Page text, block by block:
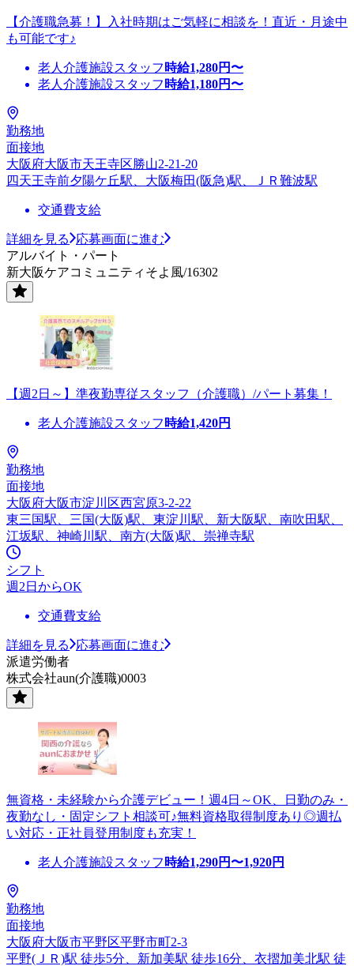
【介護職急募！】入社時期はご気軽に相談を！直近・月途中
も可能です♪
老人介護施設スタッフ 時給1,280円〜
老人介護施設スタッフ 時給1,180円〜
勤務地
面接地
大阪府大阪市天王寺区勝山2-21-20
四天王寺前夕陽ケ丘駅、大阪梅田(阪急)駅、ＪＲ難波駅
交通費支給
詳細を見る
応募画面に進む
アルバイト・パート
新大阪ケアコミュニティそよ風/16302
【週2日～】準夜勤専従スタッフ（介護職）/パート募集！
老人介護施設スタッフ 時給1,420円
勤務地
面接地
大阪府大阪市淀川区西宮原3-2-22
東三国駅、三国(大阪)駅、東淀川駅、新大阪駅、南吹田駅、
江坂駅、神崎川駅、南方(大阪)駅、崇禅寺駅
シフト
週2日からOK
交通費支給
詳細を見る
応募画面に進む
派遣労働者
株式会社aun(介護職)0003
無資格・未経験から介護デビュー！週4日～OK、日勤のみ・
夜勤なし・固定シフト相談可♪無料資格取得制度あり◎週払
い対応・正社員登用制度も充実！
老人介護施設スタッフ 時給1,290円〜1,920円
勤務地
面接地
大阪府大阪市平野区平野市町2-3
平野(ＪＲ)駅 徒歩5分、新加美駅 徒歩16分、衣摺加美北駅 徒